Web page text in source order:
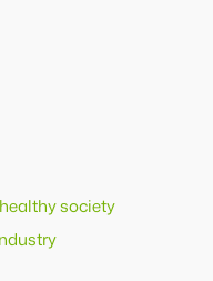
society